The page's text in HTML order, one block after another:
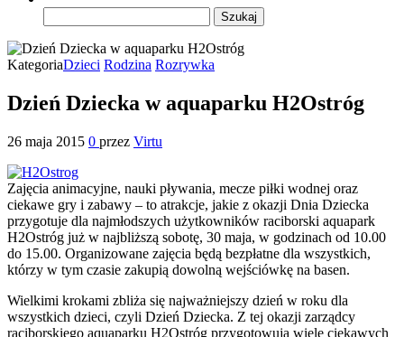
KategoriaDzieci Rodzina Rozrywka
Dzień Dziecka w aquaparku H2Ostróg
26 maja 2015 0 przez Virtu
Zajęcia animacyjne, nauki pływania, mecze piłki wodnej oraz
ciekawe gry i zabawy – to atrakcje, jakie z okazji Dnia Dziecka
przygotuje dla najmłodszych użytkowników raciborski aquapark
H2Ostróg już w najbliższą sobotę, 30 maja, w godzinach od 10.00
do 15.00. Organizowane zajęcia będą bezpłatne dla wszystkich,
którzy w tym czasie zakupią dowolną wejściówkę na basen.
Wielkimi krokami zbliża się najważniejszy dzień w roku dla
wszystkich dzieci, czyli Dzień Dziecka. Z tej okazji zarządcy
raciborskiego aquaparku H2Ostróg przygotowują wiele ciekawych